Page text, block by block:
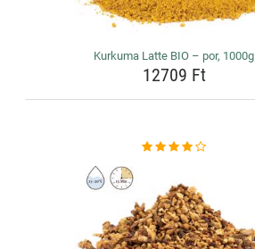
Kurkuma Latte BIO – por, 1000g
12709 Ft